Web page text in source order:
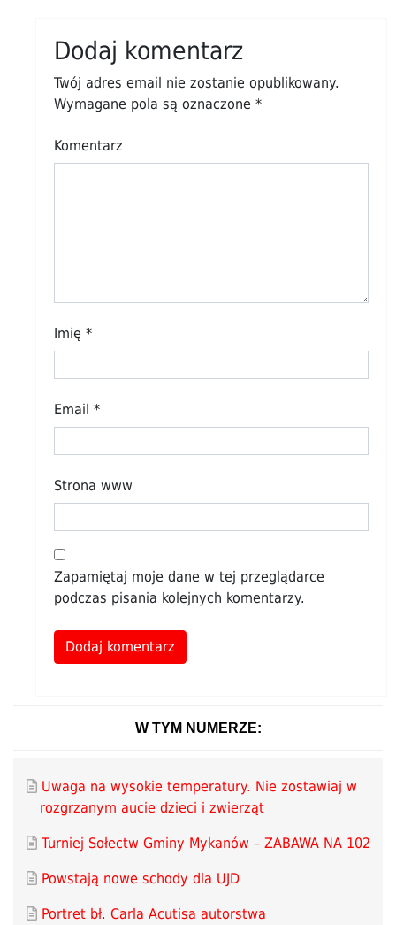
Dodaj komentarz
Twój adres email nie zostanie opublikowany.
Wymagane pola są oznaczone *
Komentarz
Imię *
Email *
Strona www
Zapamiętaj moje dane w tej przeglądarce
podczas pisania kolejnych komentarzy.
W TYM NUMERZE:
Uwaga na wysokie temperatury. Nie zostawiaj w
rozgrzanym aucie dzieci i zwierząt
Turniej Sołectw Gminy Mykanów – ZABAWA NA 102
Powstają nowe schody dla UJD
Portret bł. Carla Acutisa autorstwa